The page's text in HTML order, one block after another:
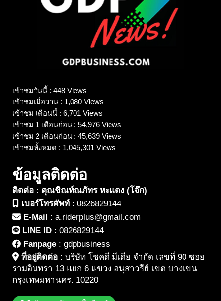
เข้าชมวันนี้ : 448 Views
เข้าชมเมื่อวาน : 1,080 Views
เข้าชม เดือนนี้ : 6,701 Views
เข้าชม 1 เดือนก่อน : 54,976 Views
เข้าชม 2 เดือนก่อน : 45,639 Views
เข้าชมทั้งหมด : 1,045,301 Views
ข้อมูลติดต่อ
ติดต่อ : คุณชิณท์ณภัทร หะแดง (โจ๊ก)
เบอร์โทรศัพท์ : 0826829144
E-Mail : a.riderplus@gmail.com
LINE ID : 0826829144
Fanpage : gdpbusiness
ที่อยู่ติดต่อ : บริษัท โชคดี มีเดีย จำกัด เลขที่ 90 ซอย
รามอินทรา 13 แยก 6 แขวง อนุสาวรีย์ เขต บางเขน
กรุงเทพมหานคร. 10220